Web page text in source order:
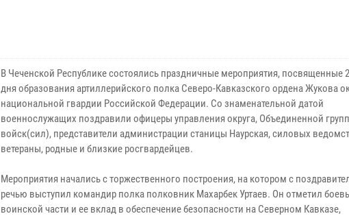
В Чеченской Республике состоялись праздничные мероприятия, посвященные
дня образования артиллерийского полка Северо-Кавказского ордена Жукова
национальной гвардии Российской Федерации. Со знаменательной датой
военнослужащих поздравили офицеры управления округа, Объединенной
войск(сил), представители администрации станицы Наурская, силовых
ветераны, родные и близкие росгвардейцев.
Мероприятия начались с торжественного построения, на котором с
речью выступил командир полка полковник Махарбек Уртаев. Он отметил
воинской части и ее вклад в обеспечение безопасности на Северном Кавказе,